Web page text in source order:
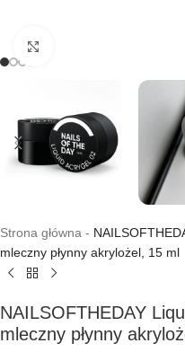
Strona główna -
mleczny płynny akrylożel, 15 ml
NAILSOFTHEDAY
mleczny płynny